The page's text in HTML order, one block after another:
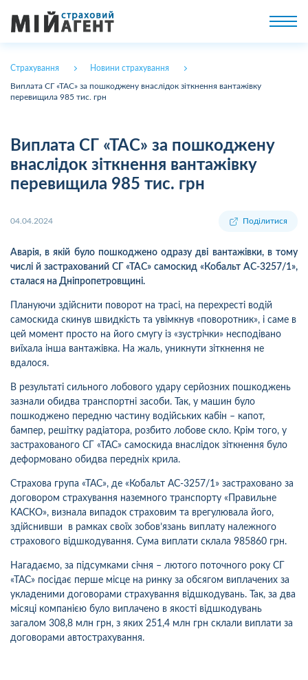
Страхування Новини страхування
Виплата СГ «ТАС» за пошкоджену внаслідок зіткнення вантажівку
перевищила 985 тис. грн
Виплата СГ «ТАС» за пошкоджену
внаслідок зіткнення вантажівку
перевищила 985 тис. грн
04.04.2024 Поділитися
Аварія, в якій було пошкоджено одразу дві вантажівки, в тому
числі й застрахований СГ «ТАС» самоскид «Кобальт AC-3257/1»,
сталася на Дніпропетровщині.
Плануючи здійснити поворот на трасі, на перехресті водій
самоскида скинув швидкість та увімкнув «поворотник», і саме в
цей момент просто на його смугу із «зустрічки» несподівано
виїхала інша вантажівка. На жаль, уникнути зіткнення не
вдалося.
В результаті сильного лобового удару серйозних пошкоджень
зазнали обидва транспортні засоби. Так, у машин було
пошкоджено передню частину водійських кабін – капот,
бампер, решітку радіатора, розбито лобове скло. Крім того, у
застрахованого СГ «ТАС» самоскида внаслідок зіткнення було
деформовано обидва передніх крила.
Страхова група «ТАС», де « Кобальт AC-3257/1» застраховано за
договором страхування наземного транспорту «Правильне
КАСКО», визнала випадок страховим та врегулювала його,
здійснивши в рамках своїх зобов’язань виплату належного
страхового відшкодування. Сума виплати склала 985860 грн.
Нагадаємо, за підсумками січня – лютого поточного року СГ
«ТАС» посідає перше місце на ринку за обсягом виплачених за
укладеними договорами страхування відшкодувань. Так, за два
місяці компанією було виплачено в якості відшкодувань
загалом 308,8 млн грн, з яких 251,4 млн грн склали виплати за
договорами автострахування.